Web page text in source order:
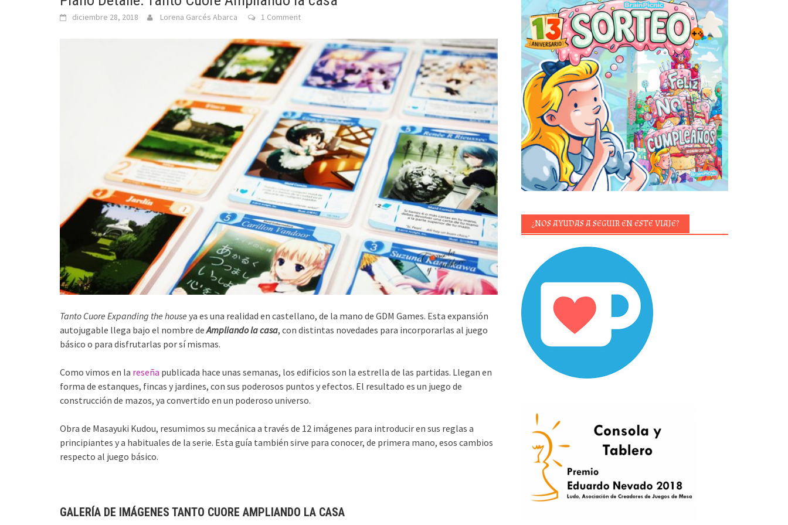
diciembre 28, 2018 Lorena Garcés Abarca 1 Comment
Tanto Cuore Expanding the house ya es una realidad en castellano, de la mano de GDM Games. Esta expansión
autojugable llega bajo el nombre deAmpliando la casa, con distintas novedades para incorporarlas al juego
básico o para disfrutarlas por sí mismas.
Como vimos en la reseña publicada hace unas semanas, los edificios son la estrella de las partidas. Llegan en
forma de estanques, fincas y jardines, con sus poderosos puntos y efectos. El resultado es un juego de
construcción de mazos, ya convertido en un poderoso universo.
Obra de Masayuki Kudou, resumimos su mecánica a través de 12 imágenes para introducir en sus reglas a
principiantes y a habituales de la serie. Esta guía también sirve para conocer, de primera mano, esos cambios
respecto al juego básico.
GALERÍA DE IMÁGENES TANTO CUORE AMPLIANDO LA CASA
¿NOS AYUDAS A SEGUIR EN ESTE VIAJE?